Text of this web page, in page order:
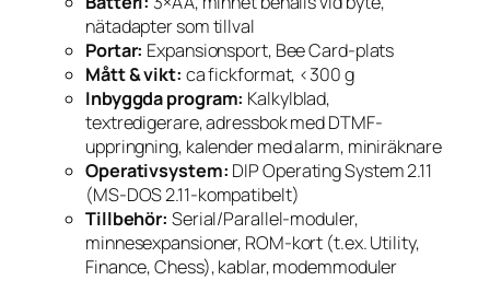
nätadapter som tillval
Portar: Expansionsport, Bee Card-plats
Mått & vikt: ca fickformat, <300 g
Inbyggda program: Kalkylblad,
textredigerare, adressbok med DTMF-
uppringning, kalender med alarm, miniräknare
Operativsystem: DIP Operating System 2.11
(MS-DOS 2.11-kompatibelt)
Tillbehör: Serial/Parallel-moduler,
minnesexpansioner, ROM-kort (t.ex. Utility,
Finance, Chess), kablar, modemmoduler